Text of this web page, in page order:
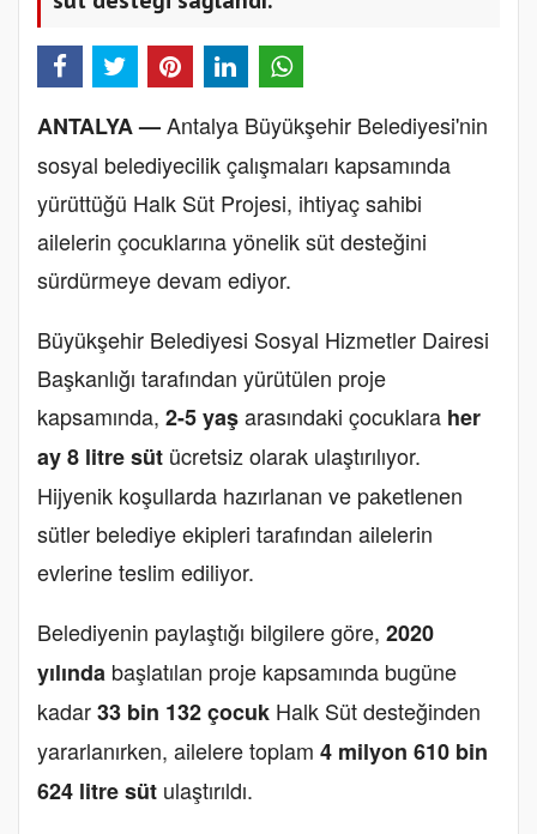
ANTALYA —Antalya Büyükşehir Belediyesi'nin
sosyal belediyecilik çalışmaları kapsamında
yürüttüğü Halk Süt Projesi, ihtiyaç sahibi
ailelerin çocuklarına yönelik süt desteğini
sürdürmeye devam ediyor.
Büyükşehir Belediyesi Sosyal Hizmetler Dairesi
Başkanlığı tarafından yürütülen proje
kapsamında, 2-5 yaşarasındaki çocuklara her
ay 8 litre süt ücretsiz olarak ulaştırılıyor.
Hijyenik koşullarda hazırlanan ve paketlenen
sütler belediye ekipleri tarafından ailelerin
evlerine teslim ediliyor.
Belediyenin paylaştığı bilgilere göre, 2020
yılında başlatılan proje kapsamında bugüne
kadar33 bin 132 çocuk Halk Süt desteğinden
yararlanırken, ailelere toplam 4 milyon 610 bin
624 litre süt ulaştırıldı.